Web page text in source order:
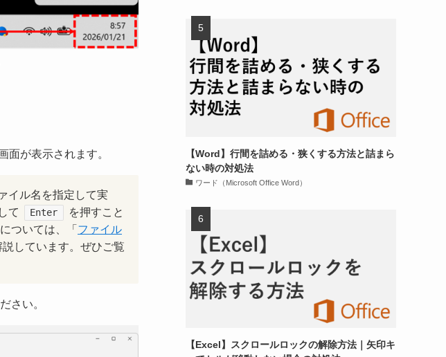
面が表示されます。
イル名を指定して実
て Enter
を押すこと
ついては、「 ファイル
説しています。ぜひご覧
さい。
【Word】行間を詰める・狭くする方法と詰まら
ない時の対処法
ワード（Microsoft Office Word）
【Excel】スクロールロックの解除方法｜矢印キ